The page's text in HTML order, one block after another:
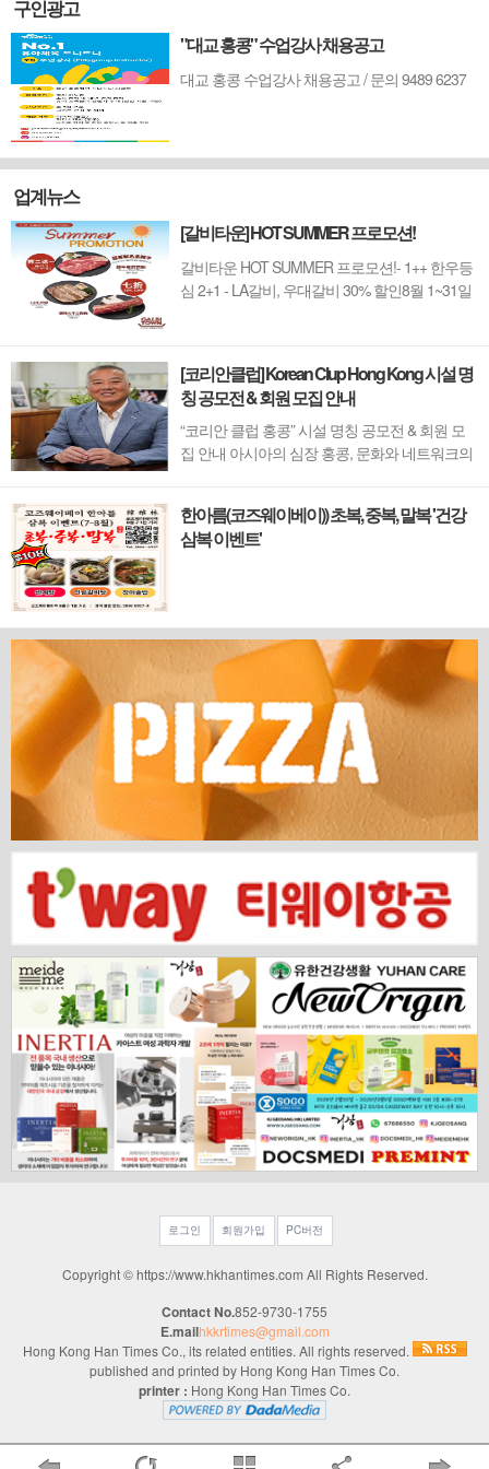
구인광고
"대교 홍콩" 수업강사 채용공고
대교 홍콩 수업강사 채용공고 / 문의 9489 6237
업계뉴스
[갈비타운] HOT SUMMER 프로모션!
갈비타운 HOT SUMMER 프로모션!- 1++ 한우등
심 2+1 - LA갈비, 우대갈비 30% 할인8월 1~31일
[코리안클럽] Korean Clup Hong Kong 시설 명
칭 공모전 & 회원 모집 안내
“코리안 클럽 홍콩” 시설 명칭 공모전 & 회원 모
집 안내 아시아의 심장 홍콩, 문화와 네트워크의
홍콩. 이 역동적인 글로벌 허브의 중심에서 한국
의 깊이 있는 문화유산과 세계적 감각을 잇는 새
한아름(코즈웨이베이)) 초복, 중복, 말복 '건강
삼복 이벤트'
로그인 회원가입 PC버전
Copyright © https://www.hkhantimes.com All Rights Reserved.
Contact No.852-9730-1755
E.mailhkkrtimes@gmail.com
Hong Kong Han Times Co., its related entities. All rights reserved.
published and printed by Hong Kong Han Times Co.
printer : Hong Kong Han Times Co.